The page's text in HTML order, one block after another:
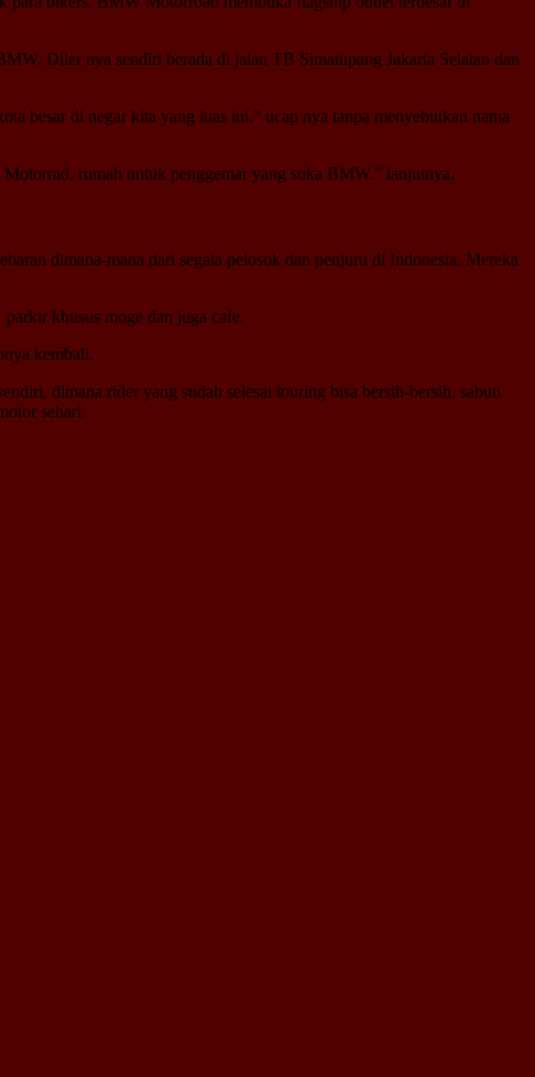
Diler nya sendiri berada di jalan TB Simatupang Jakarta Selatan dan
besar di negar kita yang luas ini.” ucap nya tanpa menyebutkan nama
rumah untuk penggemar yang suka BMW.” lanjutnya.
dimana-mana dari segala pelosok dan penjuru di Indonesia. Mereka
khusus moge dan juga cafe.
kembali.
dimana rider yang sudah selesai touring bisa bersih-bersih, sabun
sehari.